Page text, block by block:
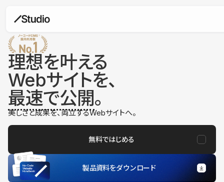
理想を叶える
Webサイトを、
最速で公開。
美しさと成果を、両立するWebサイトへ。
無料ではじめる
製品資料をダウンロード